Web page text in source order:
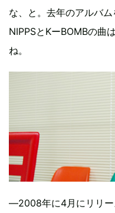
な、と。去年のアルバム
NIPPSとKーBOMBの曲
ね。
―2008年に4月にリリー